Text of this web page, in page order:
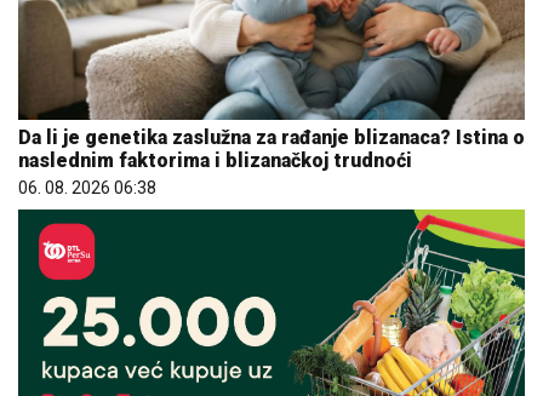
Da li je genetika zaslužna za rađanje blizanaca? Istina o
naslednim faktorima i blizanačkoj trudnoći
06. 08. 2026 06:38